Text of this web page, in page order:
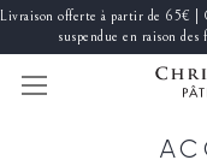
Livraison offerte à partir de 65€ |
suspendue en raison